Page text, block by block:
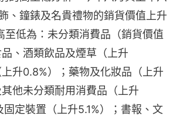
、鐘錶及名貴禮物的銷貨價值上升
至低為：未分類消費品（銷貨價值
、酒類飲品及煙草（上升
升0.8%）；藥物及化妝品（上升
他未分類耐用消費品（上升
固定裝置（上升5.1%）；書報、文